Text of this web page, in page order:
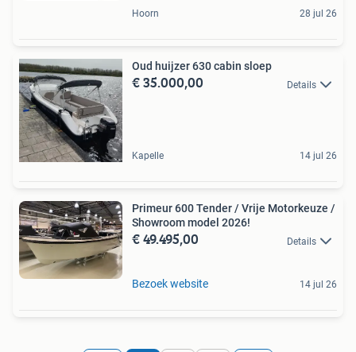
Hoorn 28 jul 26
Oud huijzer 630 cabin sloep
€ 35.000,00 Details
Kapelle 14 jul 26
Primeur 600 Tender / Vrije Motorkeuze /
Showroom model 2026!
€ 49.495,00 Details
Bezoek website 14 jul 26